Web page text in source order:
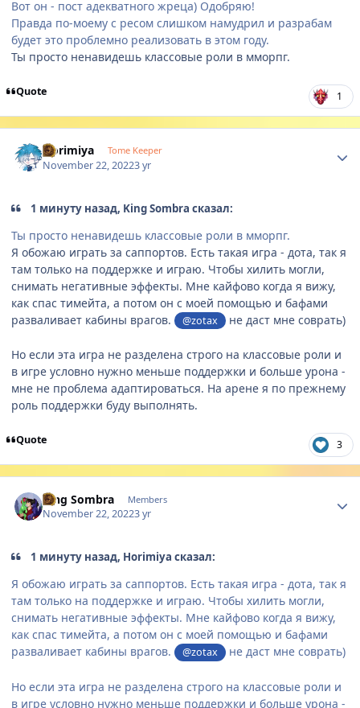
Вот он - пост адекватного жреца) Одобряю!
Правда по-моему с ресом слишком намудрил и разрабам
будет это проблемно реализовать в этом году.
Ты просто ненавидешь классовые роли в мморпг.
Quote 1
Horimiya Tome Keeper
November 22, 20223 yr
1 минуту назад, King Sombra сказал:
Ты просто ненавидешь классовые роли в мморпг.
Я обожаю играть за саппортов. Есть такая игра - дота, так я
там только на поддержке и играю. Чтобы хилить могли,
снимать негативные эффекты. Мне кайфово когда я вижу,
как спас тимейта, а потом он с моей помощью и бафами
разваливает кабины врагов.
@zotax не даст мне соврать)
Но если эта игра не разделена строго на классовые роли и
в игре условно нужно меньше поддержки и больше урона -
мне не проблема адаптироваться. На арене я по прежнему
роль поддержки буду выполнять.
Quote 3
King Sombra Members
November 22, 20223 yr
1 минуту назад, Horimiya сказал:
Я обожаю играть за саппортов. Есть такая игра - дота, так я
там только на поддержке и играю. Чтобы хилить могли,
снимать негативные эффекты. Мне кайфово когда я вижу,
как спас тимейта, а потом он с моей помощью и бафами
разваливает кабины врагов.
@zotax не даст мне соврать)
Но если эта игра не разделена строго на классовые роли и
в игре условно нужно меньше поддержки и больше урона -